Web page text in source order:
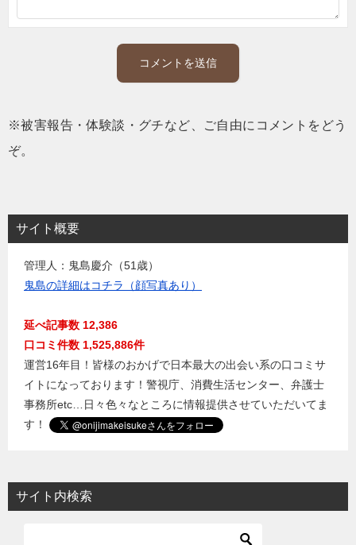
※被害報告・体験談・グチなど、ご自由にコメントをどう
ぞ。
サイト概要
管理人：鬼島慶介（51歳）
鬼島の詳細はコチラ（顔写真あり）
延べ記事数 12,386
口コミ件数 1,525,886件
運営16年目！皆様のおかげで日本最大の出会い系の口コミサ
イトになっております！警視庁、消費生活センター、弁護士
事務所etc…日々色々なところに情報提供させていただいてま
す！
サイト内検索